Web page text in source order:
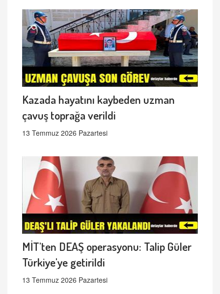
Kazada hayatını kaybeden uzman
çavuş toprağa verildi
13 Temmuz 2026 Pazartesi
MİT'ten DEAŞ operasyonu: Talip Güler
Türkiye'ye getirildi
13 Temmuz 2026 Pazartesi